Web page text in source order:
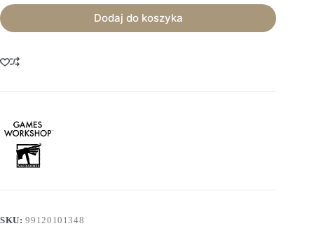
Dodaj do koszyka
SKU:99120101348